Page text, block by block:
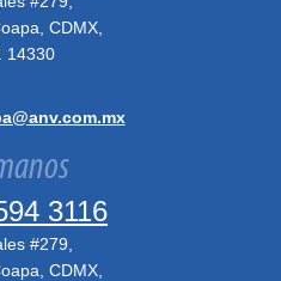
CDMX,
14330
3116
#279,
CDMX,